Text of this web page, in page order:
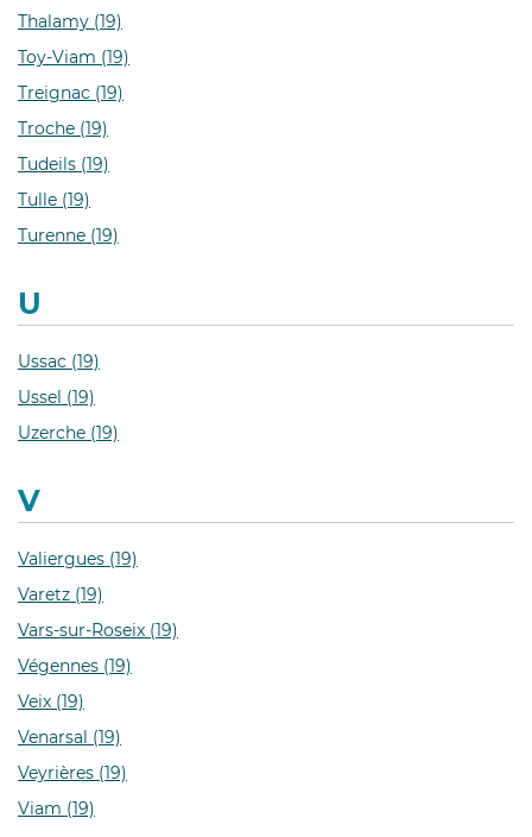
Thalamy (19)
Toy-Viam (19)
Treignac (19)
Troche (19)
Tudeils (19)
Tulle (19)
Turenne (19)
U
Ussac (19)
Ussel (19)
Uzerche (19)
V
Valiergues (19)
Varetz (19)
Vars-sur-Roseix (19)
Végennes (19)
Veix (19)
Venarsal (19)
Veyrières (19)
Viam (19)